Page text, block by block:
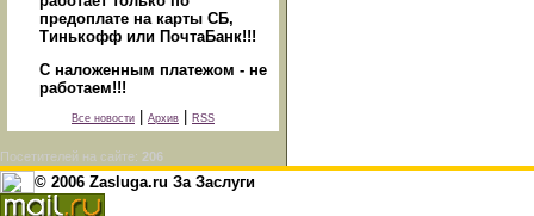
предоплате на карты СБ,
Тинькофф или ПочтаБанк!!!
С наложенным платежом - не
работаем!!!
Все новости Архив RSS
Посетителей на сайте: 206
© 2006 Zasluga.ru За Заслуги